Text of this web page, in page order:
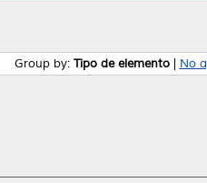
Group by: Tipo de elemento| No